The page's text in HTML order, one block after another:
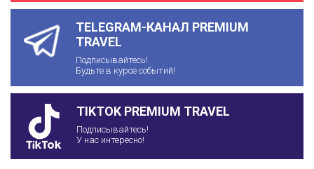
TELEGRAM-КАНАЛ PREMIUM
TRAVEL
Подписывайтесь!
Будьте в курсе событий!
TIKTOK PREMIUM TRAVEL
Подписывайтесь!
У нас интересно!